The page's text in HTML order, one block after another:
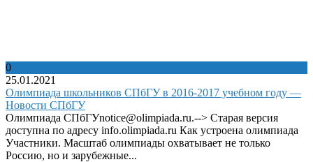
0
25.01.2021
Олимпиада школьников СПбГУ в 2016-2017 учебном году —
Новости СПбГУ
Олимпиада СПбГУnotice@olimpiada.ru.--> Старая версия
доступна по адресу info.olimpiada.ru Как устроена олимпиада
Участники. Масштаб олимпиады охватывает не только
Россию, но и зарубежные...